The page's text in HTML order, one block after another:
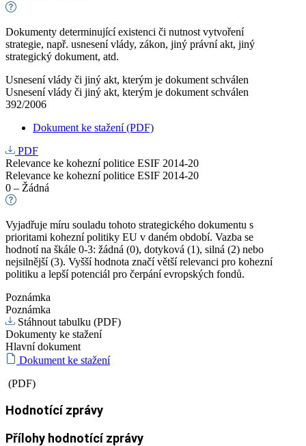
Dokumenty determinující existenci či nutnost vytvoření
strategie, např. usnesení vlády, zákon, jiný právní akt, jiný
strategický dokument, atd.
Usnesení vlády či jiný akt, kterým je dokument schválen
Usnesení vlády či jiný akt, kterým je dokument schválen
392/2006
Dokument ke stažení (PDF)
PDF
Relevance ke kohezní politice ESIF 2014-20
Relevance ke kohezní politice ESIF 2014-20
0 – Žádná
Vyjadřuje míru souladu tohoto strategického dokumentu s
prioritami kohezní politiky EU v daném období. Vazba se
hodnotí na škále 0-3: žádná (0), dotyková (1), silná (2) nebo
nejsilnější (3). Vyšší hodnota značí větší relevanci pro kohezní
politiku a lepší potenciál pro čerpání evropských fondů.
Poznámka
Poznámka
Stáhnout tabulku (PDF)
Dokumenty ke stažení
Hlavní dokument
Dokument ke stažení
(PDF)
Hodnotící zprávy
Přílohy hodnotící zprávy